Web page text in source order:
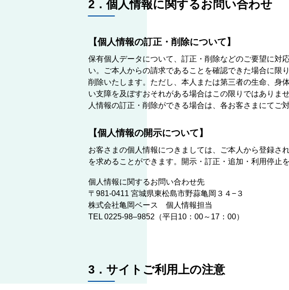
2．個人情報に関するお問い合わせ
【個人情報の訂正・削除について】
保有個人データについて、訂正・削除などのご要望に対
い。ご本人からの請求であることを確認できた場合に限
削除いたします。ただし、本人または第三者の生命、身
い支障を及ぼすおそれがある場合はこの限りではありま
人情報の訂正・削除ができる場合は、各お客さまにてご
【個人情報の開示について】
お客さまの個人情報につきましては、ご本人から登録さ
を求めることができます。開示・訂正・追加・利用停止
個人情報に関するお問い合わせ先
〒981-0411 宮城県東松島市野蒜亀岡３４−３
株式会社亀岡ベース 個人情報担当
TEL 0225-98–9852（平日10：00～17：00）
3．サイトご利用上の注意